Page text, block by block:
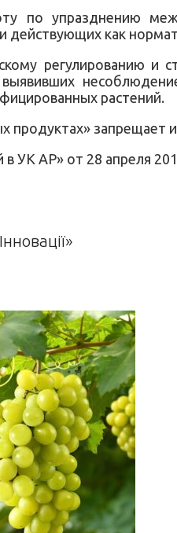
по упразднению
действующих как
регулированию и
растений.
продуктах»
УК АР» от 28 апреля